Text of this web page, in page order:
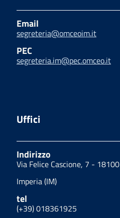
Email
segreteria@omceoim.it
PEC
segreteria.im@pec.omceo.it
Uffici
Indirizzo
Via Felice Cascione, 7 - 18100
Imperia (IM)
tel
(+39) 018361925